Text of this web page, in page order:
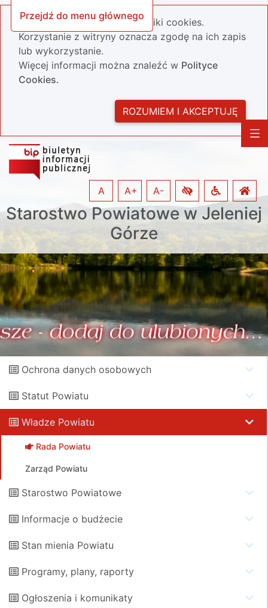
Przejdź do menu głównego
Nasza strona wykorzystuje pliki cookies.
Korzystanie z witryny oznacza zgodę na ich zapis
lub wykorzystanie.
Więcej informacji można znaleźć w Polityce
Cookies.
ROZUMIEM I AKCEPTUJĘ
Starostwo Powiatowe w Jeleniej
Górze
A A+ A-
Ochrona danych osobowych
Statut Powiatu
Władze Powiatu
Rada Powiatu
Zarząd Powiatu
Starostwo Powiatowe
Informacje o budżecie
Stan mienia Powiatu
Programy, plany, raporty
Ogłoszenia i komunikaty